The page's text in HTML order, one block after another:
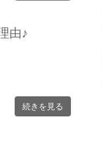
由♪
続きを見る